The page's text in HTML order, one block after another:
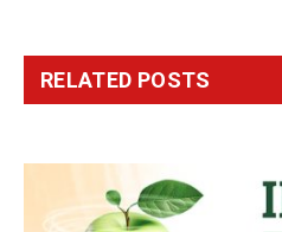
RELATED POSTS